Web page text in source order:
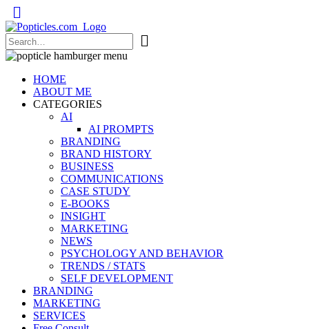
Popticles.com
HOME
ABOUT ME
CATEGORIES
AI
AI PROMPTS
BRANDING
BRAND HISTORY
BUSINESS
COMMUNICATIONS
CASE STUDY
E-BOOKS
INSIGHT
MARKETING
NEWS
PSYCHOLOGY AND BEHAVIOR
TRENDS / STATS
SELF DEVELOPMENT
BRANDING
MARKETING
SERVICES